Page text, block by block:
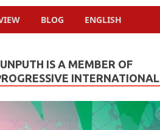
BLOG ENGLISH
IS A MEMBER OF
INTERNATIONAL